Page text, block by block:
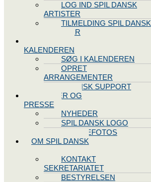
LOG IND SPIL DANSK
ARTISTER
TILMELDING SPIL DANSK
ARTISTER
KALENDEREN
SØG I KALENDEREN
OPRET
ARRANGEMENTER
TEKNISK SUPPORT
NYHEDER OG
PRESSE
NYHEDER
SPIL DANSK LOGO
PRESSEFOTOS
OM SPIL DANSK
KONTAKT
SEKRETARIATET
BESTYRELSEN